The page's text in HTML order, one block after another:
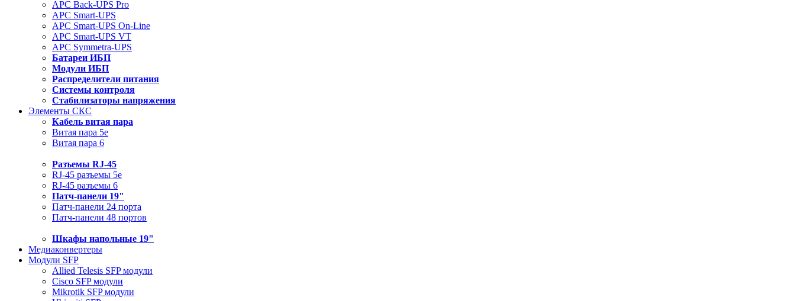
APC Back-UPS Pro
APC Smart-UPS
APC Smart-UPS On-Line
APC Smart-UPS VT
APC Symmetra-UPS
Батареи ИБП
Модули ИБП
Распределители питания
Системы контроля
Стабилизаторы напряжения
Элементы СКС
Кабель витая пара
Витая пара 5e
Витая пара 6
Разъемы RJ-45
RJ-45 разъемы 5e
RJ-45 разъемы 6
Патч-панели 19"
Патч-панели 24 порта
Патч-панели 48 портов
Шкафы напольные 19"
Медиаконвертеры
Модули SFP
Allied Telesis SFP модули
Cisco SFP модули
Mikrotik SFP модули